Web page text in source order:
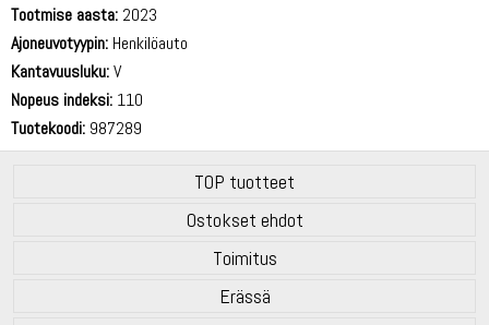
Tootmise aasta: 2023
Ajoneuvotyypin: Henkilöauto
Kantavuusluku:V
Nopeus indeksi: 110
Tuotekoodi: 987289
TOP tuotteet
Ostokset ehdot
Toimitus
Erässä